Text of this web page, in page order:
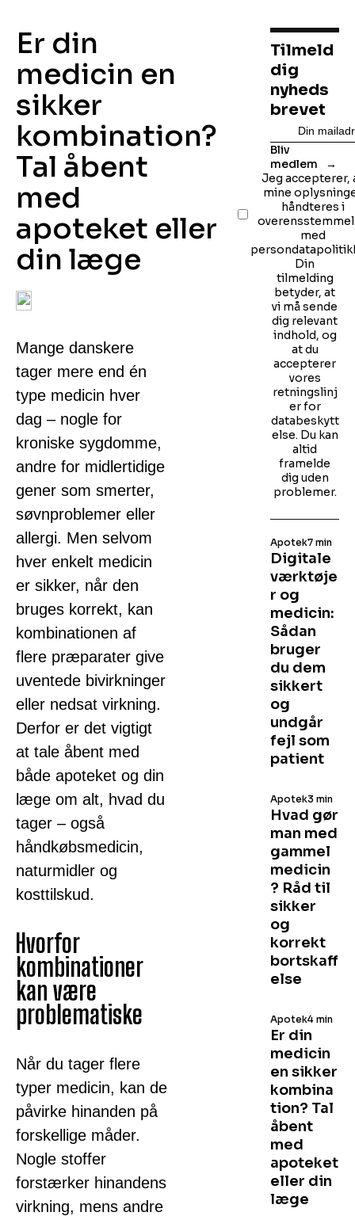
Er din
medicin en
sikker
kombination?
Tal åbent
med
apoteket eller
din læge
Mange danskere
tager mere end én
type medicin hver
dag – nogle for
kroniske sygdomme,
andre for midlertidige
gener som smerter,
søvnproblemer eller
allergi. Men selvom
hver enkelt medicin
er sikker, når den
bruges korrekt, kan
kombinationen af
flere præparater give
uventede bivirkninger
eller nedsat virkning.
Derfor er det vigtigt
at tale åbent med
både apoteket og din
læge om alt, hvad du
tager – også
håndkøbsmedicin,
naturmidler og
kosttilskud.
Hvorfor
kombinationer
kan være
problematiske
Når du tager flere
typer medicin, kan de
påvirke hinanden på
forskellige måder.
Nogle stoffer
forstærker hinandens
virkning, mens andre
Tilmeld
dig
nyheds
brevet
Bliv
medlem
Jeg accepterer,
mine
håndteres i
med
Din
tilmelding
betyder, at
vi må sende
dig relevant
indhold, og
at du
accepterer
vores
retningslinj
er for
databeskytt
else. Du kan
altid
framelde
dig uden
problemer.
Digitale
værktøje
r og
medicin:
Sådan
bruger
du dem
sikkert
og
undgår
fejl som
patient
Apotek7 min
Hvad gør
man med
gammel
medicin
? Råd til
sikker
og
korrekt
bortskaff
else
Apotek3 min
Er din
medicin
en sikker
kombina
tion? Tal
åbent
med
apoteket
eller din
læge
Apotek4 min